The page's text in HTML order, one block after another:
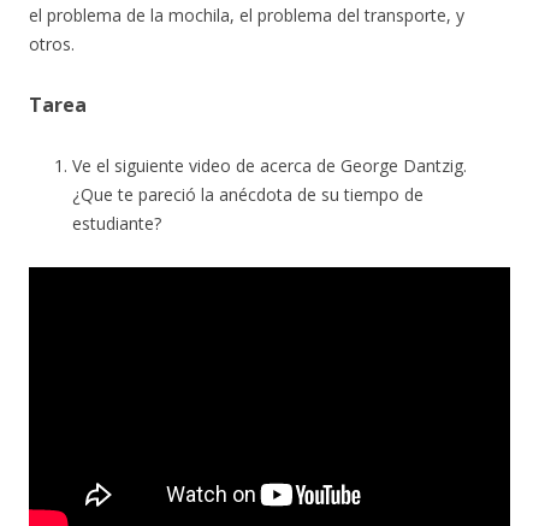
el problema de la mochila, el problema del transporte, y
otros.
Tarea
Ve el siguiente video de acerca de George Dantzig.
¿Que te pareció la anécdota de su tiempo de
estudiante?